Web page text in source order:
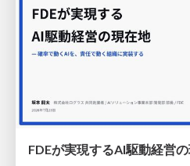
FDEが実現するAI駆動経営